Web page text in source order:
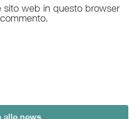
sito web in questo browser
alle news